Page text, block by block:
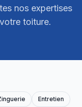
nos expertises
toiture.
Entretien